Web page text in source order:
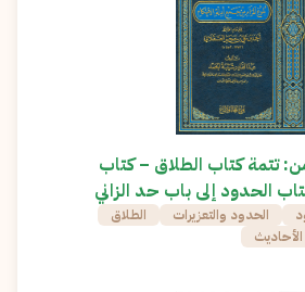
تتمة كتاب الطلاق – كتاب
الحدود إلى باب حد الزاني
الحدود والتعزيرات
الطلاق